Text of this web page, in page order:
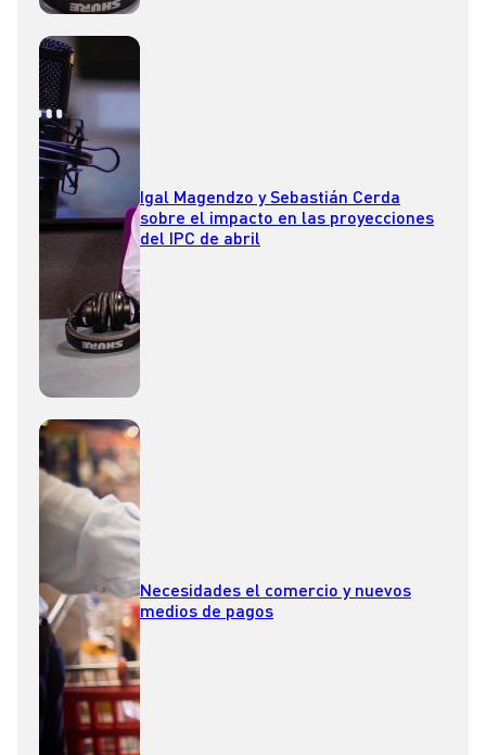
Igal Magendzo y Sebastián Cerda
sobre el impacto en las proyecciones
del IPC de abril
Necesidades el comercio y nuevos
medios de pagos